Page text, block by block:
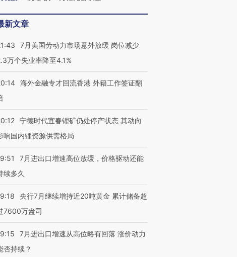
新文章
7月美国劳动力市场意外放缓 岗位减少
万个失业率降至4.1%
海外金融专才回流香港 外籍工作签证翻
宁德时代宜春锂矿仍处停产状态 其动向
响国内锂资源供需格局
7月进出口增速高位放缓，价格驱动还能
续多久
央行7月继续增持近20吨黄金 累计储备超
7600万盎司
7月进出口增速从高位略有回落 涨价动力
否持续？